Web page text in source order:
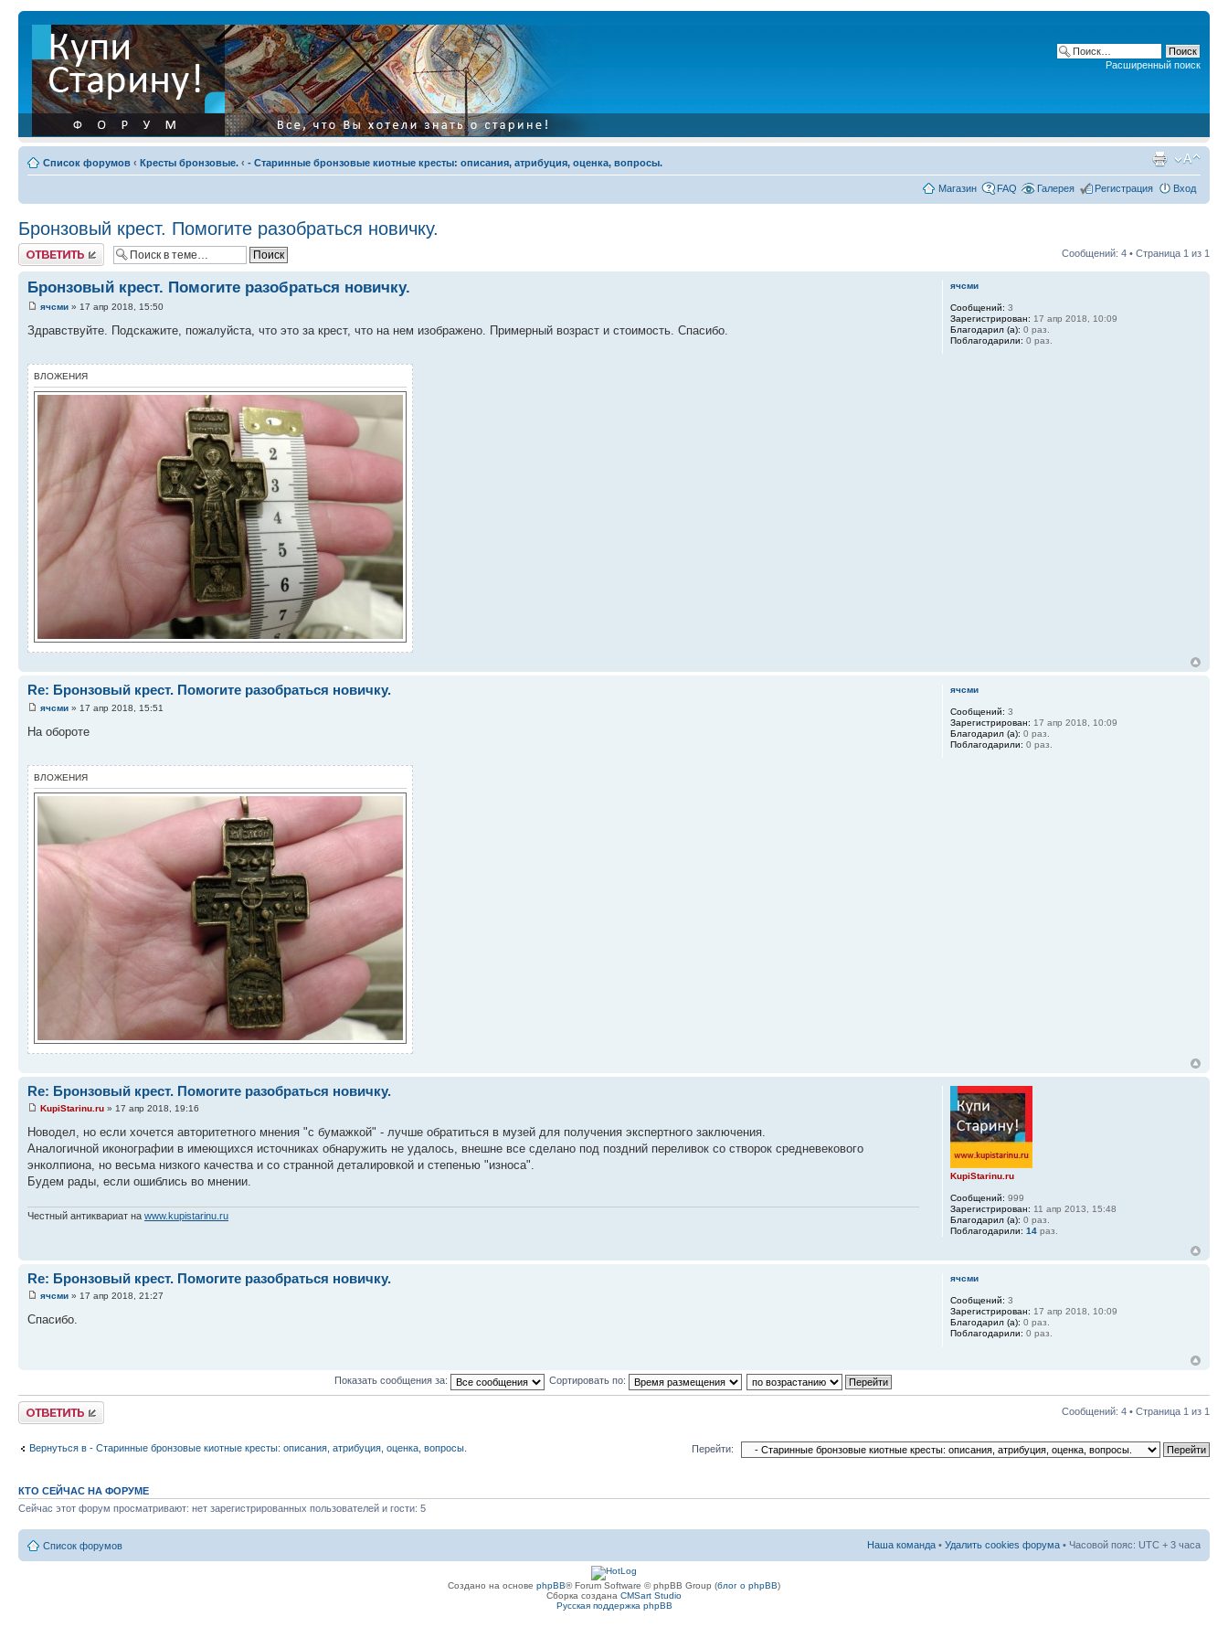
Расширенный поиск
Список форумов ‹ Кресты бронзовые. ‹ - Старинные бронзовые киотные кресты: описания, атрибуция, оценка, вопросы.
Магазин FAQ Галерея Регистрация Вход
Бронзовый крест. Помогите разобраться новичку.
Ответить Сообщений: 4 • Страница 1 из 1
Бронзовый крест. Помогите разобраться новичку.
ячсми » 17 апр 2018, 15:50
Здравствуйте. Подскажите, пожалуйста, что это за крест, что на нем изображено. Примерный возраст и стоимость. Спасибо.
ВЛОЖЕНИЯ
ячсми
Сообщений: 3
Зарегистрирован: 17 апр 2018, 10:09
Благодарил (а): 0 раз.
Поблагодарили: 0 раз.
Re: Бронзовый крест. Помогите разобраться новичку.
ячсми » 17 апр 2018, 15:51
На обороте
ВЛОЖЕНИЯ
ячсми
Сообщений: 3
Зарегистрирован: 17 апр 2018, 10:09
Благодарил (а): 0 раз.
Поблагодарили: 0 раз.
Re: Бронзовый крест. Помогите разобраться новичку.
KupiStarinu.ru » 17 апр 2018, 19:16
Новодел, но если хочется авторитетного мнения "с бумажкой" - лучше обратиться в музей для получения экспертного заключения.
Аналогичной иконографии в имеющихся источниках обнаружить не удалось, внешне все сделано под поздний переливок со створок средневекового
энколпиона, но весьма низкого качества и со странной деталировкой и степенью "износа".
Будем рады, если ошиблись во мнении.
Честный антиквариат на www.kupistarinu.ru
KupiStarinu.ru
Сообщений: 999
Зарегистрирован: 11 апр 2013, 15:48
Благодарил (а): 0 раз.
Поблагодарили: 14раз.
Re: Бронзовый крест. Помогите разобраться новичку.
ячсми » 17 апр 2018, 21:27
Спасибо.
ячсми
Сообщений: 3
Зарегистрирован: 17 апр 2018, 10:09
Благодарил (а): 0 раз.
Поблагодарили: 0 раз.
Показать сообщения за: Сортировать по:
Ответить Сообщений: 4 • Страница 1 из 1
Вернуться в - Старинные бронзовые киотные кресты: описания, атрибуция, оценка, вопросы. Перейти:
КТО СЕЙЧАС НА ФОРУМЕ
Сейчас этот форум просматривают: нет зарегистрированных пользователей и гости: 5
Список форумов Наша команда • Удалить cookies форума • Часовой пояс: UTC + 3 часа
Создано на основе phpBB® Forum Software © phpBB Group (блог о phpBB)
Сборка создана CMSart Studio
Русская поддержка phpBB